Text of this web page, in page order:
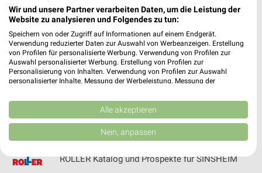
Rittersbacher-Gruppe Filialen & Öffnungszeiten
für Germersheim
ROFU Prospekte & Spielzeug für Heilbronn
ROLLER Katalog und Prospekte für SINSHEIM
Wir und unsere Partner verarbeiten Daten, um die Leistung der
Website zu analysieren und Folgendes zu tun:
Speichern von oder Zugriff auf Informationen auf einem Endgerät.
Verwendung reduzierter Daten zur Auswahl von Werbeanzeigen. Erstellung
von Profilen für personalisierte Werbung. Verwendung von Profilen zur
Auswahl personalisierter Werbung. Erstellung von Profilen zur
Personalisierung von Inhalten. Verwendung von Profilen zur Auswahl
personalisierter Inhalte. Messung der Werbeleistung. Messung der
Kombinationen von Daten aus verschiedenen Quellen. Entwicklung und
Verbesserung der Angebote. Verwendung reduzierter Daten zur Auswahl
von Inhalten.
Daten können außerhalb der Europäischen Union weitergegeben und in die
Website/App.
Alle akzeptieren
Nein, anpassen